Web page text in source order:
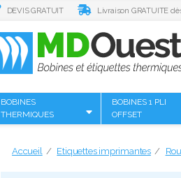
DEVIS GRATUIT Livraison GRATUITE
BOBINES
THERMIQUES
BOBINES 1 PLI
OFFSET
Accueil Etiquettes imprimantes